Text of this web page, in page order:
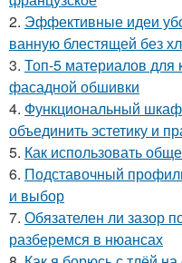
2. Эффективные идеи
ванную блестящей без
3. Топ-5 материалов для
фасадной обшивки
4. Функциональный
объединить эстетику и
5. Как использовать
6. Подставочный
и выбор
7. Обязателен ли зазор
разберемся в нюансах